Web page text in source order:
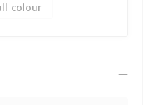
colour